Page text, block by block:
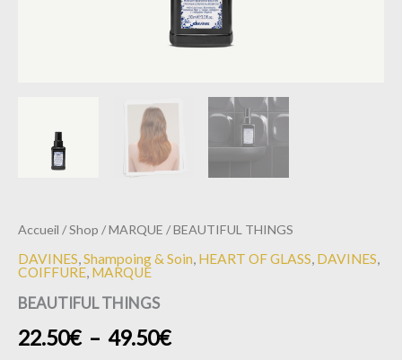
Accueil /Shop /MARQUE / BEAUTIFUL THINGS
DAVINES,Shampoing & Soin, HEART OF GLASS, DAVINES,
COIFFURE, MARQUE
BEAUTIFUL THINGS
22.50€ – 49.50€